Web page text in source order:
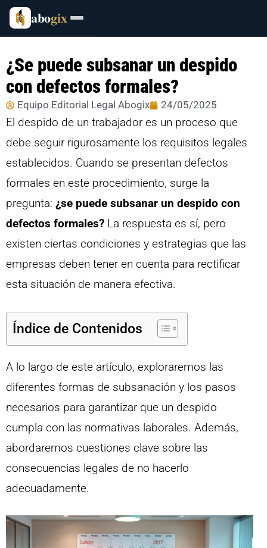
abogix
¿Se puede subsanar un despido
con defectos formales?
Equipo Editorial Legal Abogix 24/05/2025
El despido de un trabajador es un proceso que
debe seguir rigurosamente los requisitos legales
establecidos. Cuando se presentan defectos
formales en este procedimiento, surge la
pregunta: ¿se puede subsanar un despido con
defectos formales? La respuesta es sí, pero
existen ciertas condiciones y estrategias que las
empresas deben tener en cuenta para rectificar
esta situación de manera efectiva.
Índice de Contenidos
A lo largo de este artículo, exploraremos las
diferentes formas de subsanación y los pasos
necesarios para garantizar que un despido
cumpla con las normativas laborales. Además,
abordaremos cuestiones clave sobre las
consecuencias legales de no hacerlo
adecuadamente.